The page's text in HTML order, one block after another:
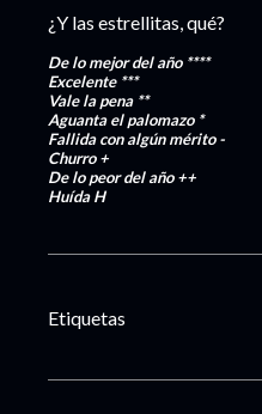
¿Y las estrellitas, qué?
De lo mejor del año ****
Excelente***
Vale la pena **
Aguanta el palomazo *
Fallida con algún mérito-
Churro+
De lo peor del año++
HuídaH
Etiquetas